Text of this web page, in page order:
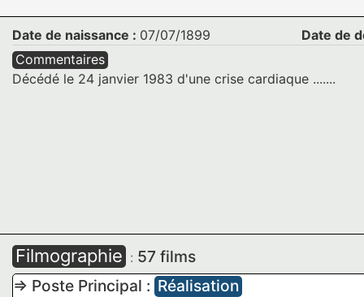
Date de naissance : 07/07/1899
Date de
Commentaires
Décédé le 24 janvier 1983 d'une crise cardiaque .......
Filmographie : 57 films
=> Poste Principal : Réalisation